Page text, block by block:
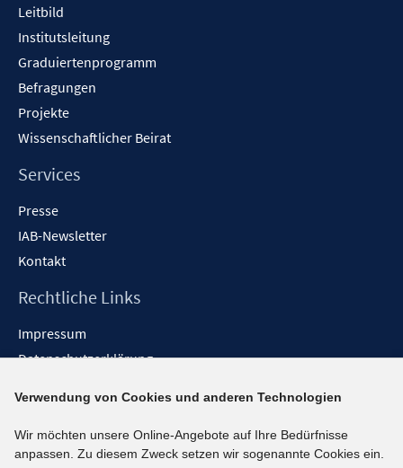
Leitbild
Institutsleitung
Graduiertenprogramm
Befragungen
Projekte
Wissenschaftlicher Beirat
Services
Presse
IAB-Newsletter
Kontakt
Rechtliche Links
Impressum
Datenschutzerklärung
Barrieren melden
Social-Media-Kanäle
Verwendung von Cookies und anderen Technologien
Wir möchten unsere Online-Angebote auf Ihre Bedürfnisse
anpassen. Zu diesem Zweck setzen wir sogenannte Cookies ein.